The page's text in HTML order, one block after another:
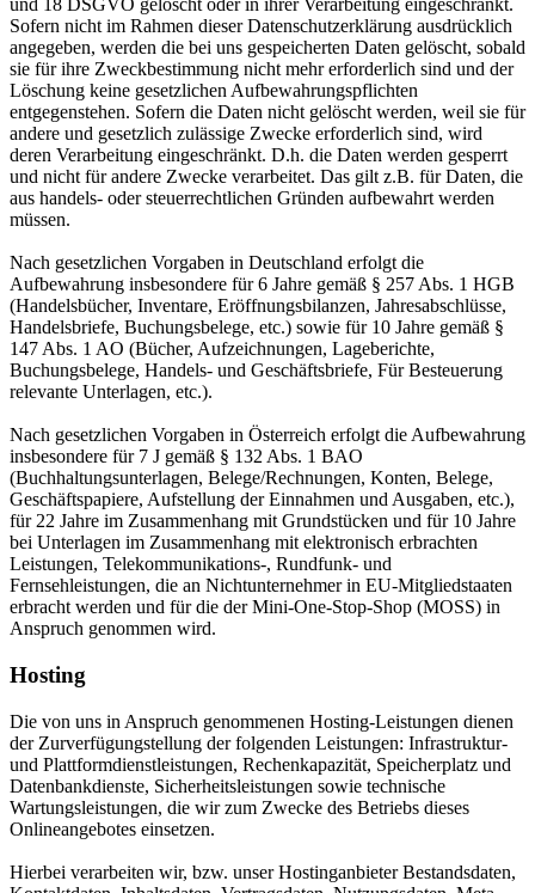
und 18 DSGVO gelöscht oder in ihrer Verarbeitung eingeschränkt.
Sofern nicht im Rahmen dieser Datenschutzerklärung ausdrücklich
angegeben, werden die bei uns gespeicherten Daten gelöscht, sobald
sie für ihre Zweckbestimmung nicht mehr erforderlich sind und der
Löschung keine gesetzlichen Aufbewahrungspflichten
entgegenstehen. Sofern die Daten nicht gelöscht werden, weil sie für
andere und gesetzlich zulässige Zwecke erforderlich sind, wird
deren Verarbeitung eingeschränkt. D.h. die Daten werden gesperrt
und nicht für andere Zwecke verarbeitet. Das gilt z.B. für Daten, die
aus handels- oder steuerrechtlichen Gründen aufbewahrt werden
müssen.
Nach gesetzlichen Vorgaben in Deutschland erfolgt die
Aufbewahrung insbesondere für 6 Jahre gemäß § 257 Abs. 1 HGB
(Handelsbücher, Inventare, Eröffnungsbilanzen, Jahresabschlüsse,
Handelsbriefe, Buchungsbelege, etc.) sowie für 10 Jahre gemäß §
147 Abs. 1 AO (Bücher, Aufzeichnungen, Lageberichte,
Buchungsbelege, Handels- und Geschäftsbriefe, Für Besteuerung
relevante Unterlagen, etc.).
Nach gesetzlichen Vorgaben in Österreich erfolgt die Aufbewahrung
insbesondere für 7 J gemäß § 132 Abs. 1 BAO
(Buchhaltungsunterlagen, Belege/Rechnungen, Konten, Belege,
Geschäftspapiere, Aufstellung der Einnahmen und Ausgaben, etc.),
für 22 Jahre im Zusammenhang mit Grundstücken und für 10 Jahre
bei Unterlagen im Zusammenhang mit elektronisch erbrachten
Leistungen, Telekommunikations-, Rundfunk- und
Fernsehleistungen, die an Nichtunternehmer in EU-Mitgliedstaaten
erbracht werden und für die der Mini-One-Stop-Shop (MOSS) in
Anspruch genommen wird.
Hosting
Die von uns in Anspruch genommenen Hosting-Leistungen dienen
der Zurverfügungstellung der folgenden Leistungen: Infrastruktur-
und Plattformdienstleistungen, Rechenkapazität, Speicherplatz und
Datenbankdienste, Sicherheitsleistungen sowie technische
Wartungsleistungen, die wir zum Zwecke des Betriebs dieses
Onlineangebotes einsetzen.
Hierbei verarbeiten wir, bzw. unser Hostinganbieter Bestandsdaten,